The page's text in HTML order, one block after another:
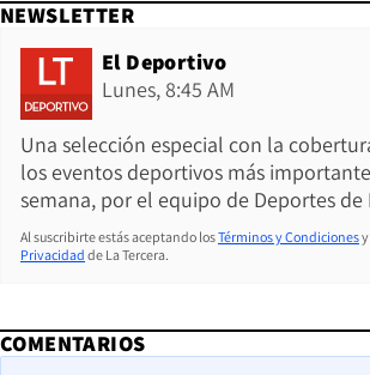
NEWSLETTER
El Deportivo
Lunes, 8:45 AM
Una selección especial con la
los eventos deportivos más
semana, por el equipo de Deportes de
Al suscribirte estás aceptando losTérminos y Condiciones
Privacidad de La Tercera.
COMENTARIOS